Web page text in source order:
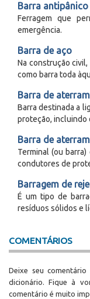
Barra antipânico
Ferragem que
emergência.
Barra de aço
Na construção
como barra toda
Barra de
Barra destinada a
proteção, incluindo
Barra de
Terminal (ou
condutores de
Barragem de
É um tipo de
resíduos sólidos e
COMENTÁRIOS
Deixe seu
dicionário. Fique à
comentário é muito